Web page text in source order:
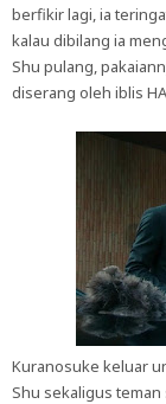
berfikir lagi, ia
kalau dibilang ia
Shu pulang,
diserang oleh iblis
Kuranosuke keluar
Shu sekaligus